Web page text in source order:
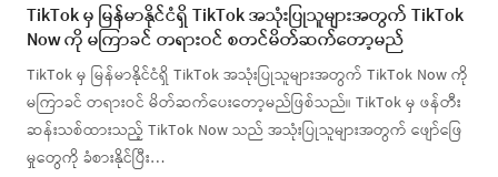
TikTok မှ မြန်မာနိုင်ငံရှိ TikTok အသုံးပြုသူများအတွက် TikTok
Now ကို မကြာခင် တရားဝင် စတင်မိတ်ဆက်တော့မည်
TikTok မှ မြန်မာနိုင်ငံရှိ TikTok အသုံးပြုသူများအတွက် TikTok Now ကို
မကြာခင် တရားဝင် မိတ်ဆက်ပေးတော့မည်ဖြစ်သည်။ TikTok မှ ဖန်တီး
ဆန်းသစ်ထားသည့် TikTok Now သည် အသုံးပြုသူများအတွက် ဖျော်ဖြေ
မှုတွေကို ခံစားနိုင်ပြီး…